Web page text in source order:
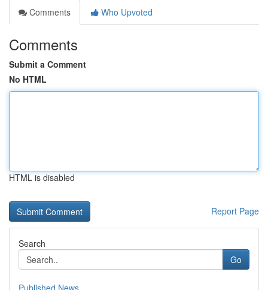
Comments
Who Upvoted
Comments
Submit a Comment
No HTML
HTML is disabled
Report Page
Search
Go
Published News